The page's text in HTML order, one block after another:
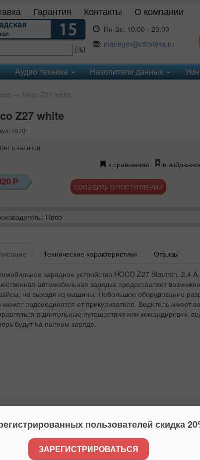
Гарантия Контакты О компании
Пн-Вс: 10:00 - 20:00
manager@cifroteka.ru
Аудио техника Накопители данных
→ Hoco Z27 white
Z27 white
10701
Нет в наличии
к сравнению в
Р СООБЩИТЬ О ПОСТУПЛЕНИИ
Hoco
Технические характеристики Отзывы
зарядное устройство HOCO Z27 Staunch, 2,4
автомобильная зарядка предоставляет
не выходя из машины. Небольшое оборудование
может подсоединятся от прикуривателя. Водитель имеет
в длительные путешествия или командировки,
будут на полном заряде.
пользователей скидка
ЗАРЕГИСТРИРОВАТЬСЯ